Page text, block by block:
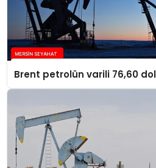
Brent petrolün varili 76,60